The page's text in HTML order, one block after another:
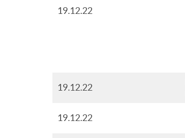
19.12.22
19.12.22
19.12.22